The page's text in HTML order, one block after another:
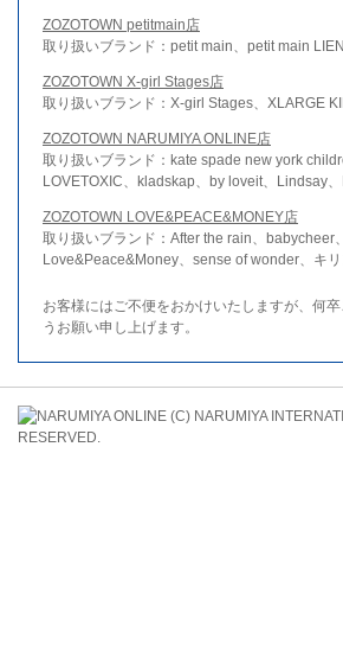
ZOZOTOWN petitmain店
取り扱いブランド：petit main、petit main
ZOZOTOWN X-girl Stages店
取り扱いブランド：X-girl Stages、XLARGE
ZOZOTOWN NARUMIYA ONLINE店
取り扱いブランド：kate spade new york
LOVETOXIC、kladskap、by loveit、Lindsay
ZOZOTOWN LOVE&PEACE&MONEY店
取り扱いブランド：After the rain、babycheer、
Love&Peace&Money、sense of wonder、キリ
お客様にはご不便をおかけいたしますが、何
うお願い申し上げます。